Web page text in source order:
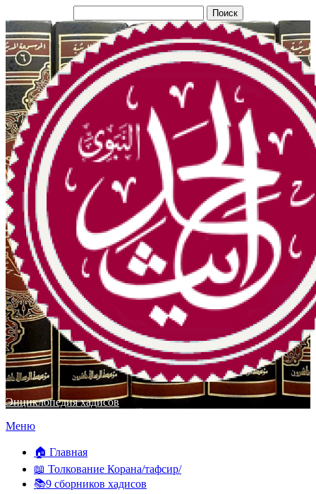
Энциклопедия хадисов
Перейти
содержимому
Меню
🏠 Главная
📖 Толкование Корана/тафсир/
📚9 сборников хадисов